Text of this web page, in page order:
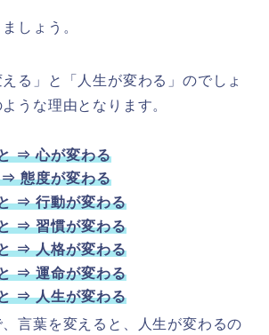
しょう。
る」と「人生が変わる」のでしょ
うな理由となります。
⇒ 心が変わる
態度が変わる
⇒ 行動が変わる
⇒ 習慣が変わる
⇒ 人格が変わる
⇒ 運命が変わる
⇒ 人生が変わる
言葉を変えると、人生が変わるの